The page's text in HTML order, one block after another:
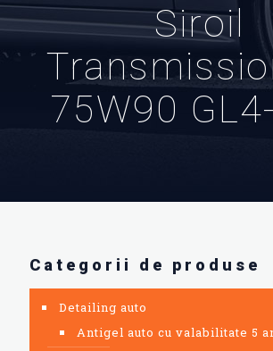
Siroil
75W90
Categorii de produse
Detailing auto
Antigel auto cu valabilitate 5